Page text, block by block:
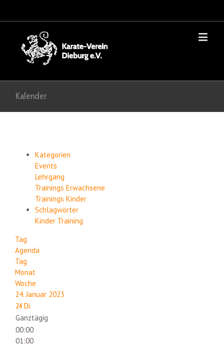
Kalender
Kategorien
Events
Lehrgang
Trainings Erwachsene
Trainings Kinder
Schlagwörter
Kinder Training
Tag
Agenda
Tag
Monat
Woche
24. Januar 2023
24Di.
Ganztägig
00:00
01:00